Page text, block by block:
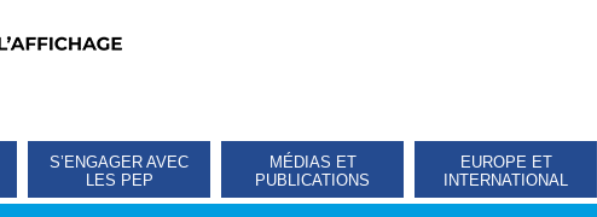
S’ENGAGER AVEC
LES PEP
MÉDIAS ET
PUBLICATIONS
EUROPE ET
INTERNATIONAL